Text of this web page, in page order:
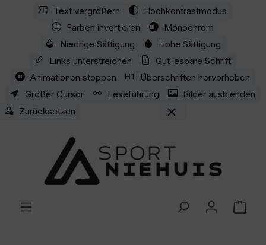
Zum Hauptinhalt springen
Text vergrößern
Hochkontrastmodus
Farben invertieren
Monochrom
Niedrige Sättigung
Hohe Sättigung
Links unterstreichen
Gut lesbare Schrift
Animationen stoppen
Überschriften hervorheben
Großer Cursor
Leseführung
Bilder ausblenden
Zurücksetzen